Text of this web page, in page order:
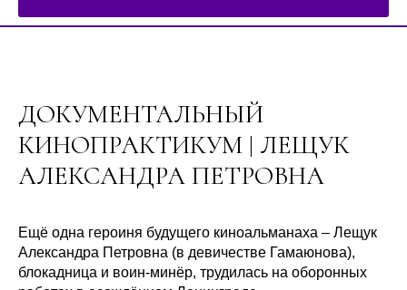
ДОКУМЕНТАЛЬНЫЙ
КИНОПРАКТИКУМ | ЛЕЩУК
АЛЕКСАНДРА ПЕТРОВНА
Ещё одна героиня будущего киноальманаха – Лещук
Александра Петровна (в девичестве Гамаюнова),
блокадница и воин-минёр, трудилась на оборонных